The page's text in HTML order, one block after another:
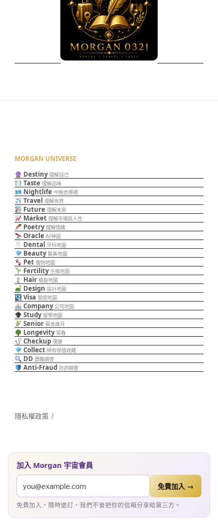
MORGAN UNIVERSE
Destiny 理解自己
Taste 理解品味
Nightlife 今晚去哪裡
Travel 理解世界
Future 理解未來
Market 理解市場與人性
Poetry 理解情緒
Oracle AI神諭
Dental 牙科地圖
Beauty 醫美地圖
Pet 寵物地圖
Fertility 生殖地圖
Hair 植髮地圖
Design 設計地圖
Visa 簽證地圖
Company 公司地圖
Study 留學地圖
Senior 黃金歲月
Longevity 常春
Checkup 璞康
Collect 稀有保值收藏
DD 盡職調查
Anti-Fraud 防詐避雷
隱私權政策
加入 Morgan 宇宙會員
免費加入 →
免費加入・隨時退訂・我們不會把你的信箱分享給第三方。